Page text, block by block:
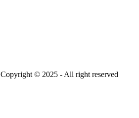
Copyright © 2025 - All right reserved